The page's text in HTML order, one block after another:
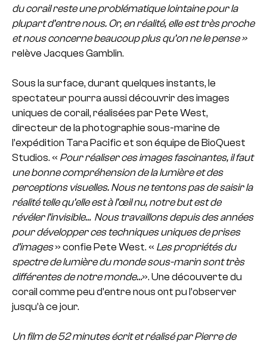
du corail reste une problématique lointaine pour la
plupart d’entre nous. Or, en réalité, elle est très proche
et nous concerne beaucoup plus qu’on ne le pense »
relève Jacques Gamblin.
Sous la surface, durant quelques instants, le
spectateur pourra aussi découvrir des images
uniques de corail, réalisées par Pete West,
directeur de la photographie sous-marine de
l’expédition Tara Pacific et son équipe de BioQuest
Studios. « Pour réaliser ces images fascinantes, il faut
une bonne compréhension de la lumière et des
perceptions visuelles. Nous ne tentons pas de saisir la
réalité telle qu’elle est à l’œil nu, notre but est de
révéler l’invisible… Nous travaillons depuis des années
pour développer ces techniques uniques de prises
d’images» confie Pete West. « Les propriétés du
spectre de lumière du monde sous-marin sont très
différentes de notre monde…». Une découverte du
corail comme peu d’entre nous ont pu l’observer
jusqu’à ce jour.
Un film de 52 minutes écrit et réalisé par Pierre de